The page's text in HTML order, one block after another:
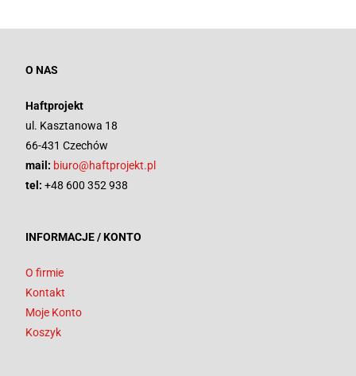
O NAS
Haftprojekt
ul. Kasztanowa 18
66-431 Czechów
mail: biuro@haftprojekt.pl
tel: +48 600 352 938
INFORMACJE / KONTO
O firmie
Kontakt
Moje Konto
Koszyk